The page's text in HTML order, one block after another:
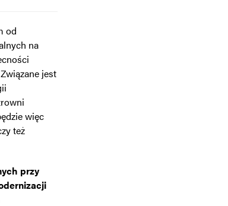
od
na
jest
więc
też
przy